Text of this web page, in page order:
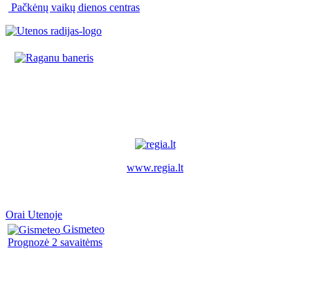
Pačkėnų vaikų dienos centras
www.regia.lt
Orai Utenoje
Gismeteo
Prognozė 2 savaitėms